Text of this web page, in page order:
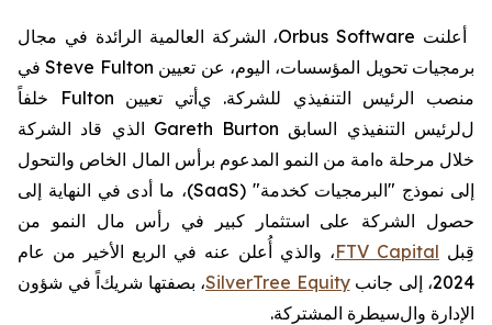
أعلنت Orbus Software، الشركة العالمية الرائدة في مجال
برمجيات تحويل المؤسسات، اليوم، عن تعيين Steve Fulton في
منصب الرئيس التنفيذي للشركة. يأتي تعيين Fulton
خلفاً
للرئيس التنفيذي السابق Gareth Burton الذي قاد الشركة
خلال مرحلة هامة من النمو المدعوم برأس المال الخاص والتحول
إلى نموذج "البرمجيات كخدمة" (
SaaS
)، ما أدى في النهاية إلى
حصول الشركة على استثمار كبير في رأس مال النمو من
قِبل FTV Capital، والذي أُعلن عنه في الربع الأخير من عام
2024، إلى جانب
SilverTree Equity، بصفتها شريكاً في شؤون
الإدارة والسيطرة المشتركة.